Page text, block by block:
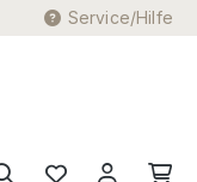
Service/Hilfe